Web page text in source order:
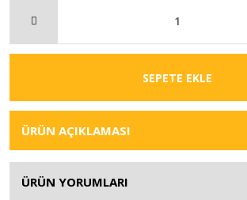
SEPETE EKLE
ÜRÜN AÇIKLAMASI
ÜRÜN YORUMLARI